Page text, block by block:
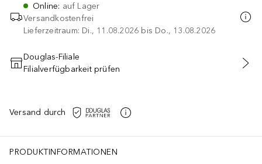
Online: auf Lager
Versandkostenfrei
Lieferzeitraum: Di., 11.08.2026 bis Do., 13.08.2026
IN DEN WARENKORB
Douglas-Filiale
Filialverfügbarkeit prüfen
Versand durch
PRODUKTINFORMATIONEN